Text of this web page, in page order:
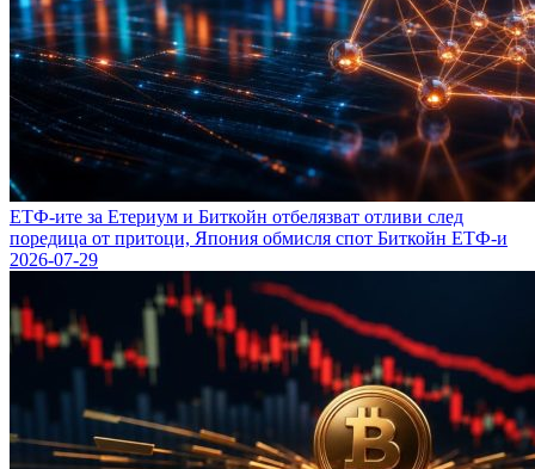
ЕТФ-ите за Етериум и Биткойн отбелязват отливи след
поредица от притоци, Япония обмисля спот Биткойн ЕТФ-и
2026-07-29